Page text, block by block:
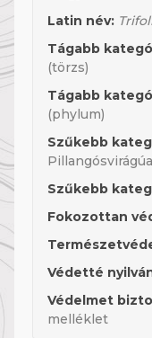
Latin név:
Tágabb
(törzs)
Tágabb
(phylum)
Szűkebb
Szűkebb
Fokozottan
Védetté
Védelmet
melléklet